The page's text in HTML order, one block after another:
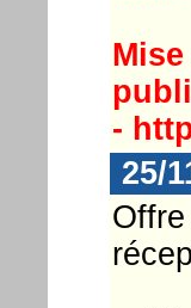
-
25/